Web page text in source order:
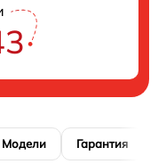
Модели Гарантия